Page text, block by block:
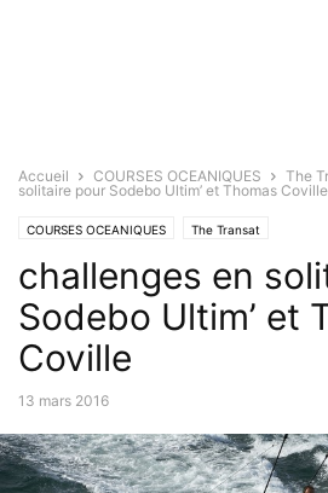
Accueil COURSES OCEANIQUES The
solitaire pour Sodebo Ultim’ et Thomas Coville
COURSES OCEANIQUES The Transat
challenges en
Sodebo Ultim’ et
Coville
13 mars 2016